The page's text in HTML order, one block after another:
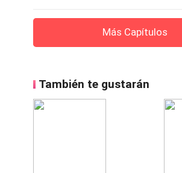
Más Capítulos
También te gustarán